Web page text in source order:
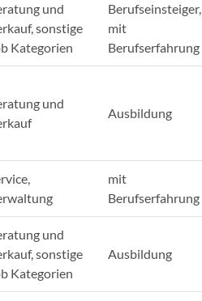
und
sonstige
Kategorien
Berufseinsteiger,
mit
Berufserfahrung
und
Ausbildung
mit
Berufserfahrung
und
sonstige
Kategorien
Ausbildung